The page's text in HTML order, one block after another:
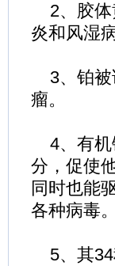
2、胶体
炎和风湿
3、铂被
瘤。
4、有机
分，促使
同时也能
各种病毒。
5、其34